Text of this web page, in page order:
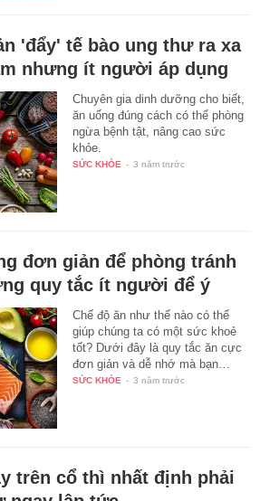
'đẩy' tế bào ung thư ra xa
nhưng ít người áp dụng
Chuyên gia dinh dưỡng cho biết,
ăn uống đúng cách có thể phòng
ngừa bệnh tật, nâng cao sức
khỏe.
SỨC KHỎE - 3 năm trước
đơn giản để phòng tránh
quy tắc ít người để ý
Chế độ ăn như thế nào có thể
giúp chúng ta có một sức khoẻ
tốt? Dưới đây là quy tắc ăn cực
đơn giản và dễ nhớ mà bạn…
SỨC KHỎE - 3 năm trước
trên cổ thì nhất định phải